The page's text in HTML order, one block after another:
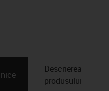
Descrierea
produsului